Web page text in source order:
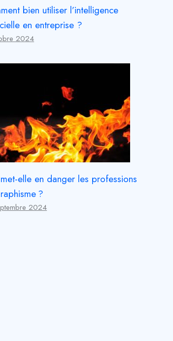
bien utiliser l’intelligence
en entreprise ?
2024
met-elle en danger les professions
?
2024